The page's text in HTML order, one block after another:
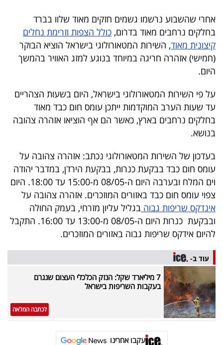
5
המילון
הכלכלי
פודקאסט
40
UNDER
40
שיתופי
פעולה
דרושים
ניוזלטרים
מייל
אדום
אחרי שהשבוע נרשמו גשמים חזקים מאוד שלוו בברד
בחלקים נרחבים מאוד בדרום, כולל הצפות וזרימת נחלים
קיצונית מאוד, השירות המטאורולוגי בישראל הוציא הבוקר
(חמישי) אזהרה חריגה במיוחד בנוגע למזג האוויר בהמשך
היום.
על פי השירות המטאורולוגי בישראל, היום בשעות הצהריים
עד שעות הערב המוקדמות ייתכן עומס חום כבד מאוד
בחלקים נרחבים בארץ, כאשר הם אף הוציאו אזהרה צהובה
בנושא.
בעדכון של השירות המטאורולוגי נכתב: אזהרה צהובה על
עומס חום כבד בבקעת כנרות, בבקעת הירדן, במדבר יהודה
וים המלח ובערבה היום ה-08/05 מ-15:00 עד 18:00. היום
צפוי עומס חום כבד באזורים המוזכרים. אזהרה צהובה על
אינדקס שריפות גבוה בגליל עליון מזרחי, בעמק החולה
ובבקעת כנרות היום ה-08/05 מ-13:00 עד 16:00. התקבל
להיום אידקס שריפות גבוה באזורים המוזכרים.
עוד ב-
7 מיליארד שקל: הנזק הכלכלי העצום שנגרם
בעקבות השריפות בישראל
לכתבה המלאה
עקבו אחרינו